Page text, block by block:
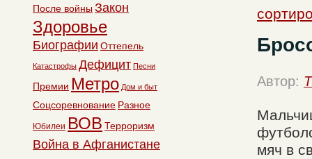
Автор:
мяч в
После войны Закон
Здоровье
Биографии Оттепель
Катастрофы Дефицит Песни
Премии Метро Дом и быт
Соцсоревнование Разное
Юбилеи ВОВ Терроризм
Война в Афганистане